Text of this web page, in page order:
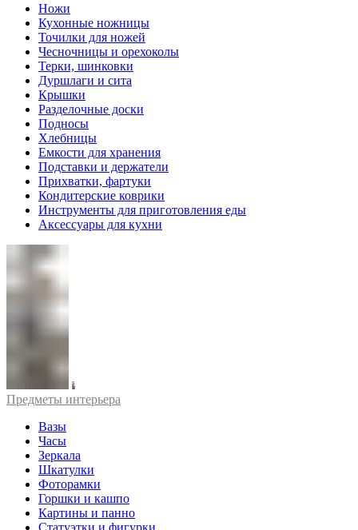
Ножи
Кухонные ножницы
Точилки для ножей
Чесночницы и орехоколы
Терки, шинковки
Дуршлаги и сита
Крышки
Разделочные доски
Подносы
Хлебницы
Емкости для хранения
Подставки и держатели
Прихватки, фартуки
Кондитерские коврики
Инструменты для приготовления еды
Аксессуары для кухни
Предметы интерьера
Вазы
Часы
Зеркала
Шкатулки
Фоторамки
Горшки и кашпо
Картины и панно
Статуэтки и фигурки